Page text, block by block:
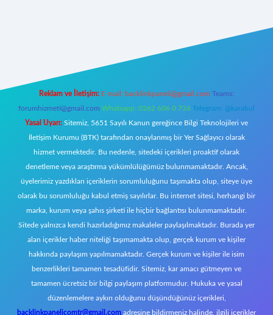
Reklam ve İletişim: E-mail: backlinkpaneli@gmail.com Teams:
forumhizmeti@gmail.com Whatsapp: 0262 606 0 726 Telegram: @karabul
Yasal Uyarı: Sitemiz, 5651 Sayılı Kanun gereğince Bilgi Teknolojileri ve
İletişim Kurumu (BTK) tarafından onaylanmış bir Yer Sağlayıcı olarak
hizmet vermektedir. Bu nedenle, sitedeki içerikleri proaktif olarak
denetleme veya araştırma yükümlülüğümüz bulunmamaktadır. Ancak,
üyelerimiz yazdıkları içeriklerin sorumluluğunu taşımakta olup, siteye üye
olarak bu sorumluluğu kabul etmiş sayılırlar. Bu internet sitesi, herhangi bir
marka, kurum veya şahıs şirketi ile hiçbir bağlantısı bulunmamaktadır.
Sitede yalnızca kendi hazırladığımız makaleler paylaşılmaktadır. Burada yer
alan içerikler haber niteliği taşımamakta olup, gerçek kurum ve kişiler
hakkında paylaşım yapılmamaktadır. Gerçek kurum ve kişiler ile isim
benzerlikleri tamamen tesadüfidir. Sitemiz, kar amacı gütmeyen ve
tamamen ücretsiz bir bilgi paylaşım platformudur. Hukuka ve yasal
düzenlemelere aykırı olduğunu düşündüğünüz içerikleri,
backlinkpanelicomtr@gmail.com adresine bildirmeniz halinde, ilgili içerikler